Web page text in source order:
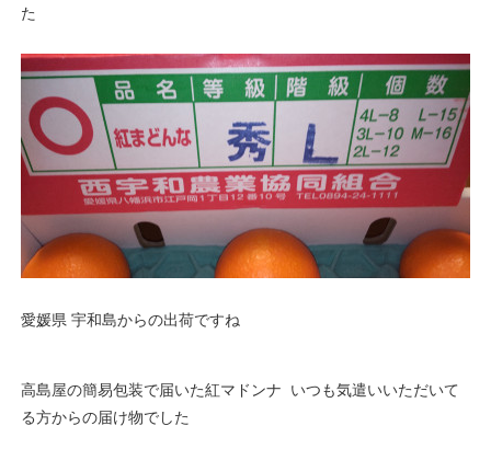
た
愛媛県 宇和島からの出荷ですね
高島屋の簡易包装で届いた紅マドンナ いつも気遣いいただいて
る方からの届け物でした